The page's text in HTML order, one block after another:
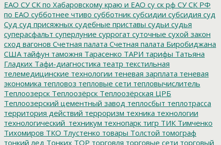
ЕАО СУ СК по Хабаровскому краю и ЕАО су ск рф СУ СК РФ
по ЕАО субботнее чтиво субботник субсидии субсидия суд
Суд суд присяжных судебные приставы судьи судья
суперасфальт суперлуние суррогат суточные сухой закон
сход вагонов Счетная палата Счетная палата Биробиджана
США тайфун таможня Тарасенко ТАРИ тарифы Татьяна
Гладких Тафи-диагностика театр текстильная
телемедицинские технологии теневая зарплата теневая
экономика тепловоз тепловые сети тепловычислитель
Теплоозерск Теплоозёрск Теплоозёрская ЦРБ
Теплоозерский цементный завод теплосбыт теплотрасса
территория действий терроризм техника технологии
технологический_техникум технопарк тигр ТИК Тимченко
Тихомиров ТКО Тлустенко товары Толстой томограф
тонкий лед Тонких ТОР торговля торговые сети торговый